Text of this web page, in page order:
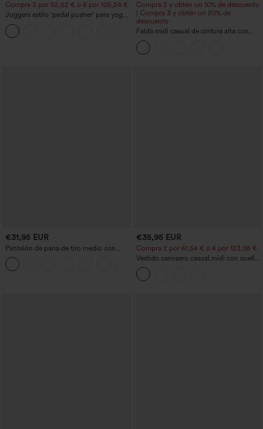
Compra 3 por 52,62 € o 6 por 105,24 €.
Joggers estilo 'pedal pusher' para yoga
de talle alto, fruncidos y jaspeados, con
bolsillos
+4
Compra 2 y obtén un 10% de descuento
| Compra 3 y obtén un 20% de
descuento
Falda midi casual de cintura alta con
control abdominal, fruncida, bajo curvo,
2 en 1 en forro polar y PU
€31,95 EUR
Pantalón de pana de tiro medio con
cremallera
€35,95 EUR
Compra 2 por 61,54 € o 4 por 123,08 €.
Vestido camisero casual midi con cuello,
mangas casquillo, cinturón, dobladillo
curvo con abertura y bolsillos